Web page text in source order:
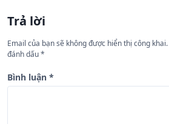
ớ
n
g
b
Trả lời
Email của bạn sẽ không được hiển thị công khai.
đánh dấu*
Bình luận *